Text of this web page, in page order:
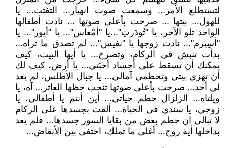
لتستطلع الأمر... وسمعت صوت انهيار... التفتت... يا
للهول... بيتها ... صرخت بأعلى صوتها ... نادت أطفالها
الواحد تلو الآخر، يا "تُودَرتِ"...يا "أمْغاس"... يا "أيور"... يا
"أسِيرم"... نادت زوجها يا "نفيس"... لم تصدق ما تراه...
بدأت تنبش في الركام، وتصرخ... يا أيها البيت، كيف
يمكنك أن تسقط على أجساد أحبّتي... يا أرض، كيف لك
أن تهزي بيتي وتحطمي آمالي... يا جبال الأطلس، لم يعد
لي أحد... صرخت بأعلى صوتها تنحب حظها العاثر... آه، يا
ويلتاه... الزلزال حطم حياتي... أين أنتم يا أطفالي، يا
زوجي، يا سندي في الحياة... ألقت بجسدها على الركام
لا تبالي ان حطم بعض من بقايا السور جسدها... فلم يعد
بداخلها أية روح... أغلى ما تملك، اختفى بين الأنقاض...